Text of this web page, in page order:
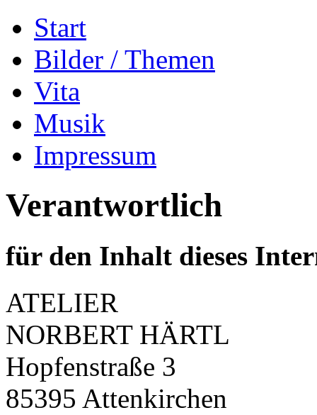
Start
Bilder / Themen
Vita
Musik
Impressum
Verantwortlich
für den Inhalt dieses
ATELIER
NORBERT HÄRTL
Hopfenstraße 3
85395 Attenkirchen